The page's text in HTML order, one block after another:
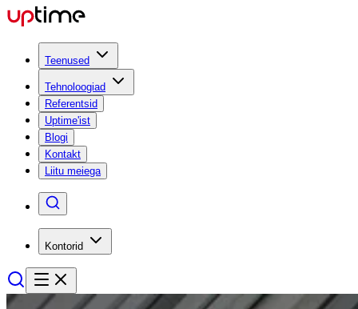
Teenused
Tehnoloogiad
Referentsid
Uptime'ist
Blogi
Kontakt
Liitu meiega
Kontorid